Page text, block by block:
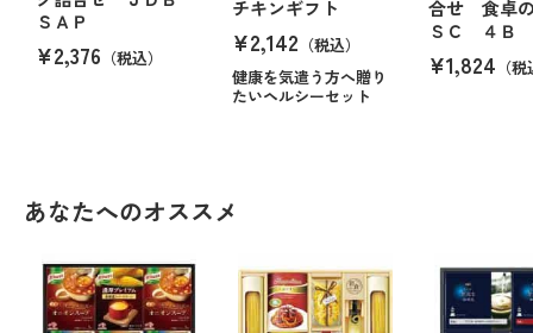
ＳＡＰ
¥2,376 （税込）
チキンギフト
¥2,142 （税込）
健康を気遣う方へ贈り
たいヘルシーセット
合せ 食卓
ＳＣ ４Ｂ
¥1,824 （
あなたへのオススメ